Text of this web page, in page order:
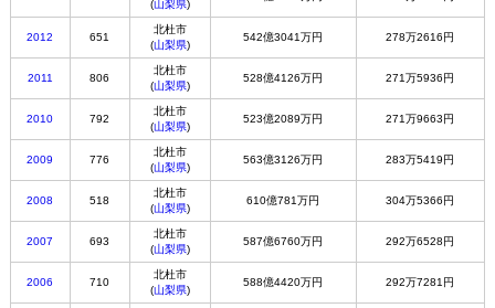
(山梨県)
2012 651
北杜市
(山梨県)
542億3041万円 278万2616円
2011 806
北杜市
(山梨県)
528億4126万円 271万5936円
2010 792
北杜市
(山梨県)
523億2089万円 271万9663円
2009 776
北杜市
(山梨県)
563億3126万円 283万5419円
2008 518
北杜市
(山梨県)
610億781万円 304万5366円
2007 693
北杜市
(山梨県)
587億6760万円 292万6528円
2006 710
北杜市
(山梨県)
588億4420万円 292万7281円